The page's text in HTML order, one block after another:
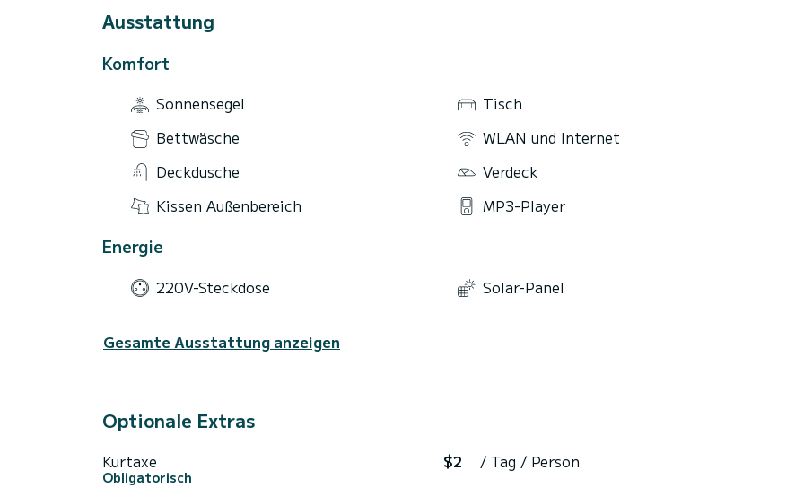
Ausstattung
Komfort
Sonnensegel
Tisch
Bettwäsche
WLAN und Internet
Deckdusche
Verdeck
Kissen Außenbereich
MP3-Player
Energie
220V-Steckdose Solar-Panel
Gesamte Ausstattung anzeigen
Optionale Extras
Kurtaxe
Obligatorisch
$2 / Tag / Person